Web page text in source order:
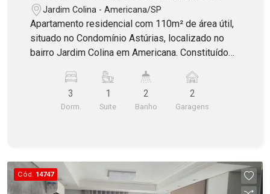
Jardim Colina - Americana/SP
Apartamento residencial com 110m² de área útil,
situado no Condomínio Astúrias, localizado no
bairro Jardim Colina em Americana. Constituído
ampla sala dois ambientes, banheiro social com
blindex, cozinha com armários, área de serviço
também incluindo armários e banheiro de apoio.
Financiamento!
3
Dorm.
1
Suite
2
Banho
2
Garagens
Cód. 14747